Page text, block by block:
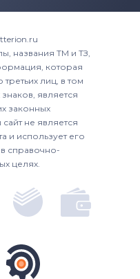
названия ТМ и ТЗ,
которая
лиц, в том
является
законных
не является
и использует его
справочно-
целях.